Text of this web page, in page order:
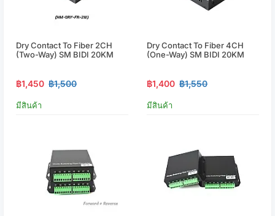
Dry Contact To Fiber 2CH
(Two-Way) SM BIDI 20KM
฿1,450 ฿1,500
มีสินค้า
Dry Contact To Fiber 4CH
(One-Way) SM BIDI 20KM
฿1,400 ฿1,550
มีสินค้า